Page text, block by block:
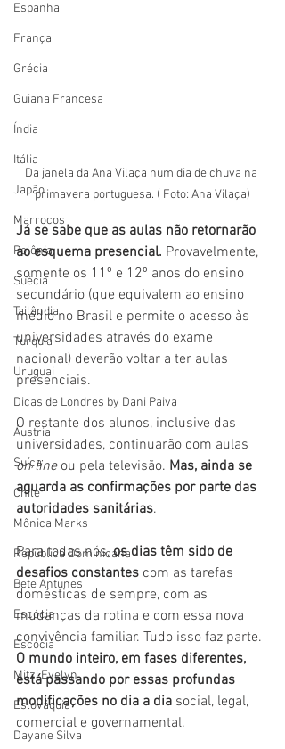
Espanha
França
Grécia
Guiana Francesa
Índia
Itália
Japão
Marrocos
Polônia
Suécia
Tailândia
Turquia
Uruguai
Dicas de Londres by Dani Paiva
Áustria
Suíça
Chile
Mônica Marks
República Dominicana
Bete Antunes
Escócia
Escócia
Mitzi Evelyn
Eslováquia
Dayane Silva
Da janela da Ana Vilaça num dia de chuva na
primavera portuguesa. ( Foto: Ana Vilaça)
Já se sabe que as aulas não retornarão
ao esquema presencial. Provavelmente,
somente os 11º e 12º anos do ensino
secundário (que equivalem ao ensino
médio no Brasil e permite o acesso às
universidades através do exame
nacional) deverão voltar a ter aulas
presenciais.
O restante dos alunos, inclusive das
universidades, continuarão com aulas
on line ou pela televisão. Mas, ainda se
aguarda as confirmações por parte das
autoridades sanitárias.
Para todas nós, os dias têm sido de
desafios constantes com as tarefas
domésticas de sempre, com as
mudanças da rotina e com essa nova
convivência familiar. Tudo isso faz parte.
O mundo inteiro, em fases diferentes,
está passando por essas profundas
modificações no dia a dia social, legal,
comercial e governamental.